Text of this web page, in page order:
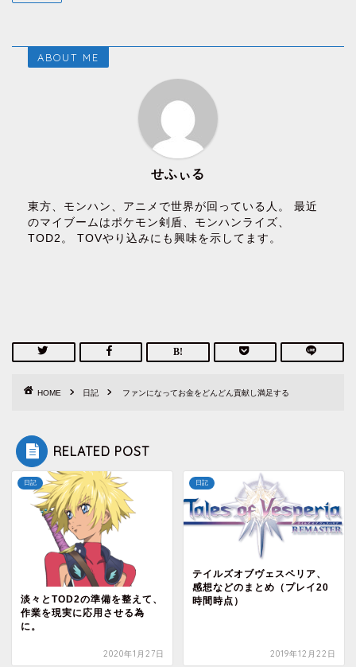
ABOUT ME
せふぃる
東方、モンハン、アニメで世界が回っている人。 最近
のマイブームはポケモン剣盾、モンハンライズ、
TOD2。 TOVやり込みにも興味を示してます。
HOME 日記 ファンになってお金をどんどん貢献し満足する
RELATED POST
日記
淡々とTOD2の準備を整えて、
作業を現実に応用させる為
に。
2020年1月27日
日記
テイルズオブヴェスペリア、
感想などのまとめ（プレイ20
時間時点）
2019年12月22日